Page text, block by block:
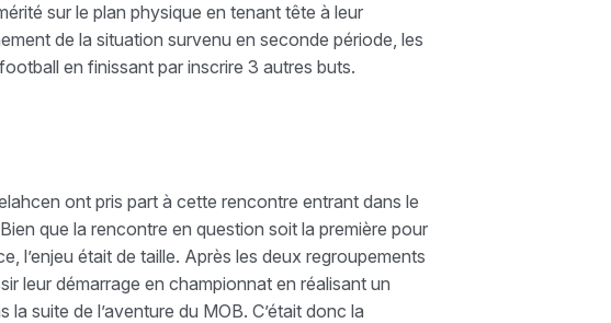
sur le plan physique en tenant tête à leur
de la situation survenu en seconde période, les
en finissant par inscrire 3 autres buts.
ont pris part à cette rencontre entrant dans le
que la rencontre en question soit la première pour
l’enjeu était de taille. Après les deux regroupements
leur démarrage en championnat en réalisant un
suite de l’aventure du MOB. C’était donc la